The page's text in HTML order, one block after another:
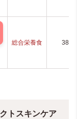
総合栄養食 388
トスキンケア